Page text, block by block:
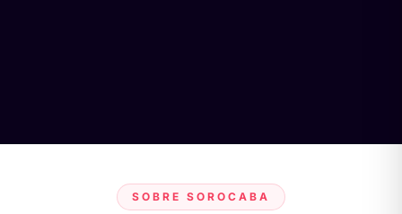
SOBRE SOROCABA